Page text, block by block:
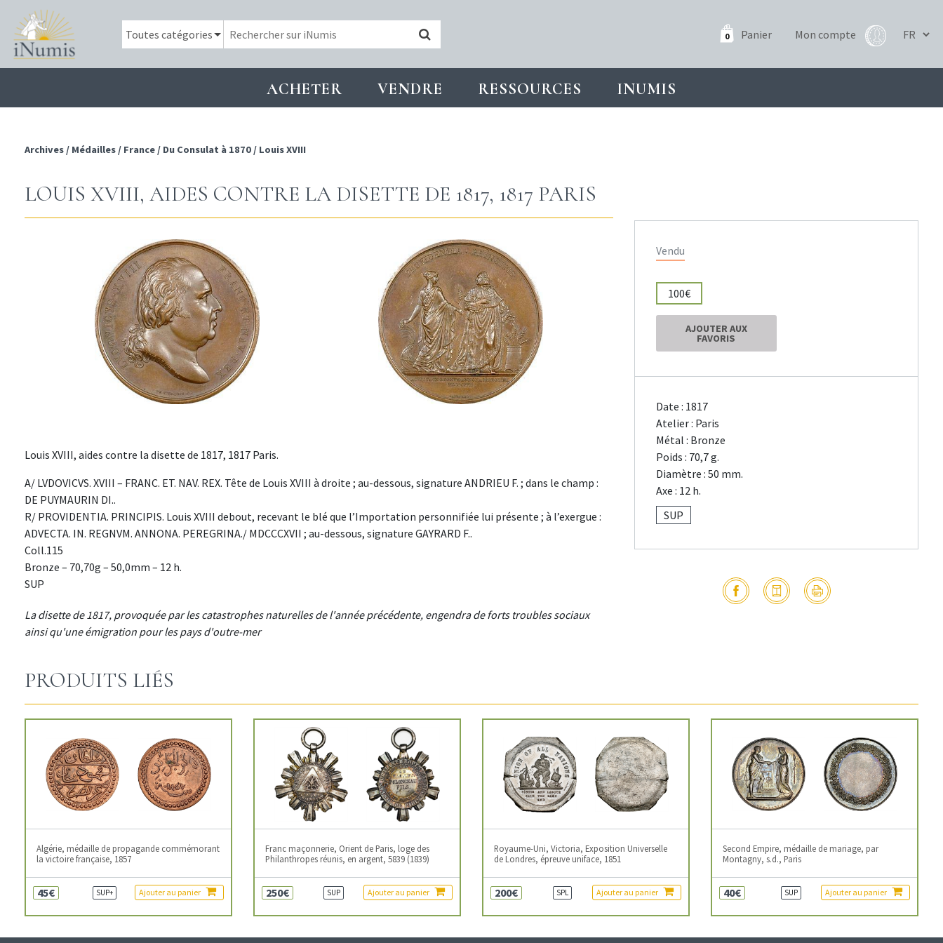
0 Panier Mon compte
ACHETER VENDRE RESSOURCES INUMIS
Archives / Médailles / France / Du Consulat à 1870 / Louis XVIII
LOUIS XVIII, AIDES CONTRE LA DISETTE DE 1817, 1817 PARIS
Louis XVIII, aides contre la disette de 1817, 1817 Paris.
A/ LVDOVICVS. XVIII – FRANC. ET. NAV. REX. Tête de Louis XVIII à droite ; au-dessous, signature ANDRIEU F. ; dans le champ :
DE PUYMAURIN DI..
R/ PROVIDENTIA. PRINCIPIS. Louis XVIII debout, recevant le blé que l’Importation personnifiée lui présente ; à l’exergue :
ADVECTA. IN. REGNVM. ANNONA. PEREGRINA./ MDCCCXVII ; au-dessous, signature GAYRARD F..
Coll.115
Bronze – 70,70g – 50,0mm – 12 h.
SUP
La disette de 1817, provoquée par les catastrophes naturelles de l'année précédente, engendra de forts troubles sociaux
ainsi qu'une émigration pour les pays d'outre-mer
Vendu
100€
AJOUTER AUX
FAVORIS
Date : 1817
Atelier : Paris
Métal : Bronze
Poids : 70,7 g.
Diamètre : 50 mm.
Axe : 12 h.
SUP
PRODUITS LIÉS
Algérie, médaille de propagande commémorant
la victoire française, 1857
45€ SUP+ Ajouter au panier
Franc maçonnerie, Orient de Paris, loge des
Philanthropes réunis, en argent, 5839 (1839)
250€ SUP Ajouter au panier
Royaume-Uni, Victoria, Exposition Universelle
de Londres, épreuve uniface, 1851
200€ SPL Ajouter au panier
Second Empire, médaille de mariage, par
Montagny, s.d., Paris
40€ SUP Ajouter au panier